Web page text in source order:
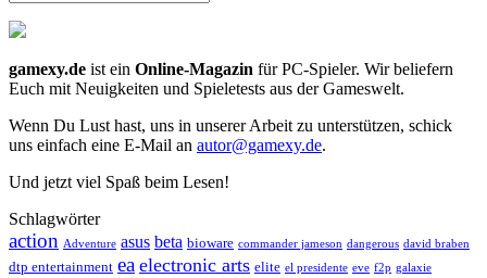
gamexy.de ist ein Online-Magazin für PC-Spieler. Wir beliefern
Euch mit Neuigkeiten und Spieletests aus der Gameswelt.
Wenn Du Lust hast, uns in unserer Arbeit zu unterstützen, schick
uns einfach eine E-Mail an autor@gamexy.de.
Und jetzt viel Spaß beim Lesen!
Schlagwörter
action Adventure asus beta bioware commander jameson dangerous david braben
dtp entertainment ea electronic arts elite el presidente eve f2p galaxie